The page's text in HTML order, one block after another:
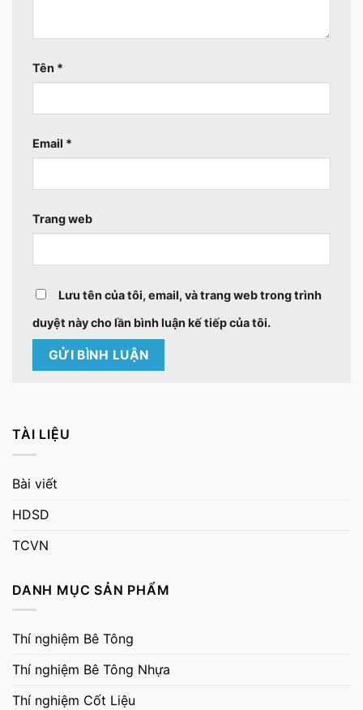
TÀI LIỆU
Bài viết
HDSD
TCVN
DANH MỤC SẢN PHẨM
Thí nghiệm Bê Tông
Thí nghiệm Bê Tông Nhựa
Thí nghiệm Cốt Liệu
Tên *
Email *
Trang web
Lưu tên của tôi, email, và trang web trong trình
duyệt này cho lần bình luận kế tiếp của tôi.